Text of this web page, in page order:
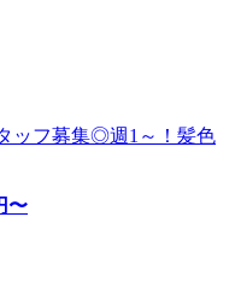
ッフ募集◎週1～！髪色
〜